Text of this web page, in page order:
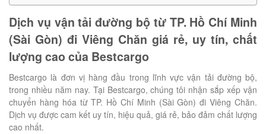
Dịch vụ vận tải đường bộ từ TP. Hồ Chí Minh
(Sài Gòn) đi Viêng Chăn giá rẻ, uy tín, chất
lượng cao của Bestcargo
Bestcargo là đơn vị hàng đầu trong lĩnh vực vận tải đường bộ,
trong nhiều năm nay. Tại Bestcargo, chúng tôi nhận sắp xếp vận
chuyển hàng hóa từ TP. Hồ Chí Minh (Sài Gòn) đi Viêng Chăn.
Dịch vụ được cam kết uy tín, hiệu quả, giá rẻ, bảo đảm chất lượng
cao nhất.